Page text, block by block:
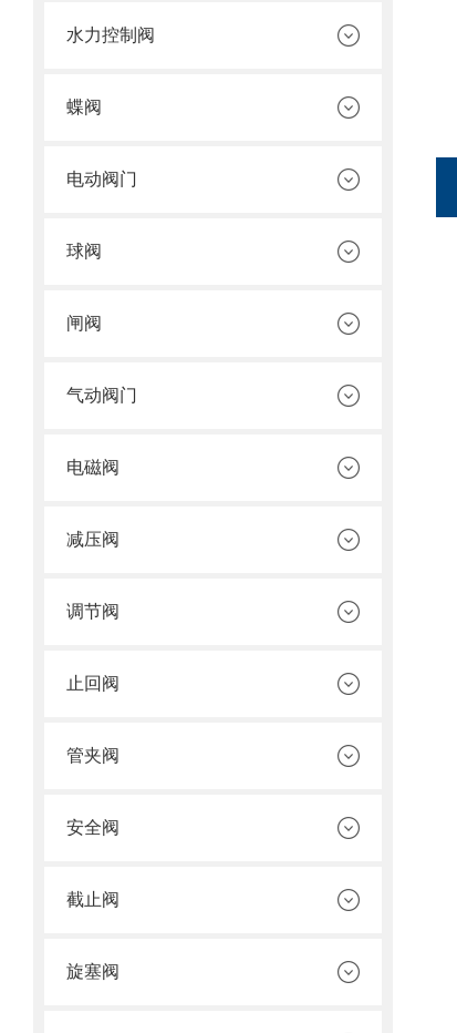
水力控制阀
蝶阀
电动阀门
球阀
闸阀
气动阀门
电磁阀
减压阀
调节阀
止回阀
管夹阀
安全阀
截止阀
旋塞阀